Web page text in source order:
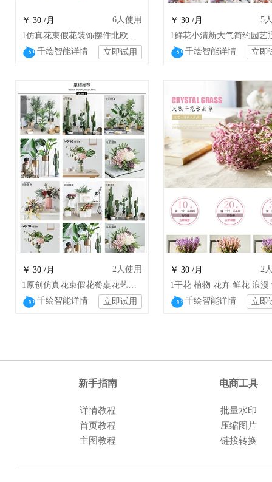
￥ 30 /月 6人使用
1仿真花束假花装饰摆件北欧塑料花客厅花艺摆花餐桌hm
千绘智能详情
立即试用
￥ 30 /月 5
千绘智能详情 立即
￥ 30 /月 2人使用
1原创仿真花束假花餐桌花艺套装摆件（hm）
千绘智能详情
立即试用
￥ 30 /月 2
千绘智能详情 立即
新手指南 电商工具
详情教程
批量水印
首页教程
压缩图片
主图教程
链接转换